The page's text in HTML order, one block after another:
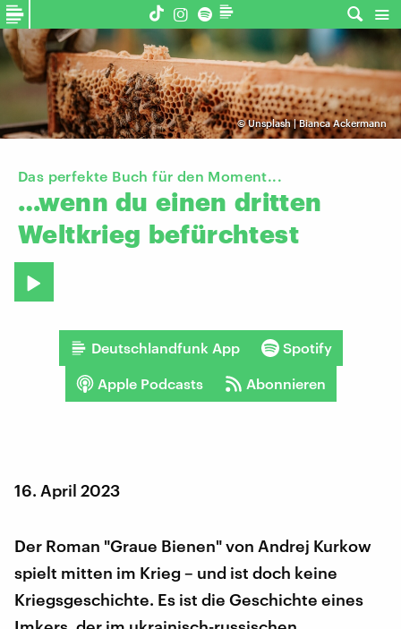
©Unsplash | Bianca Ackermann
Das perfekte Buch für den Moment...
…wenn du einen dritten
Weltkrieg befürchtest
Deutschlandfunk App Spotify
Apple Podcasts Abonnieren
16. April 2023
Der Roman "Graue Bienen" von Andrej Kurkow
spielt mitten im Krieg – und ist doch keine
Kriegsgeschichte. Es ist die Geschichte eines